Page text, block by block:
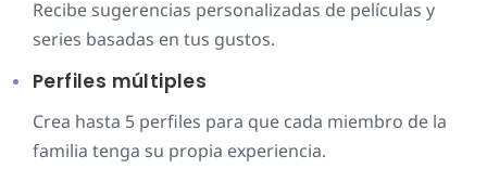
Recibe sugerencias personalizadas de películas y
series basadas en tus gustos.
Perfiles múltiples
Crea hasta 5 perfiles para que cada miembro de la
familia tenga su propia experiencia.